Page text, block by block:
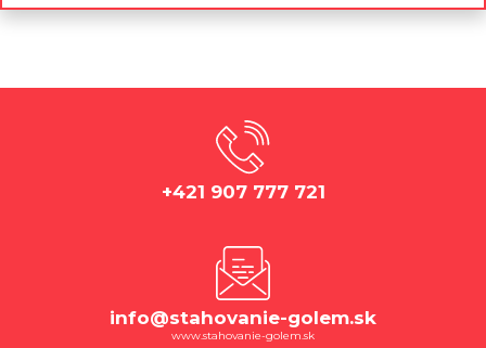
+421 907 777 721
info@stahovanie-golem.sk
www.stahovanie-golem.sk